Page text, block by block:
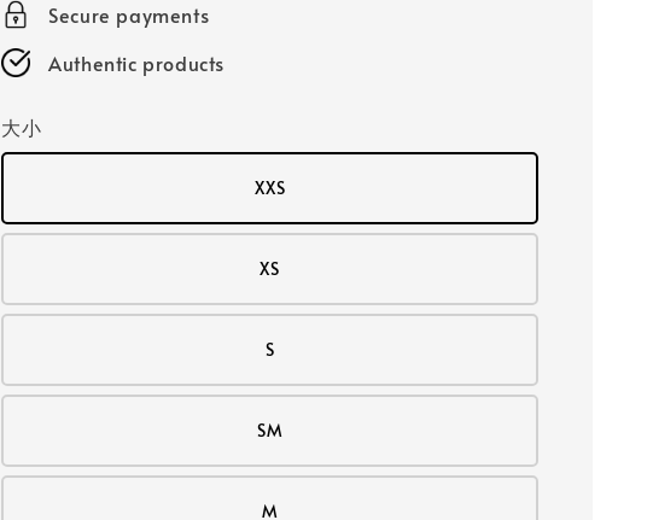
Secure payments
Authentic products
大小
XXS
XS
S
SM
M